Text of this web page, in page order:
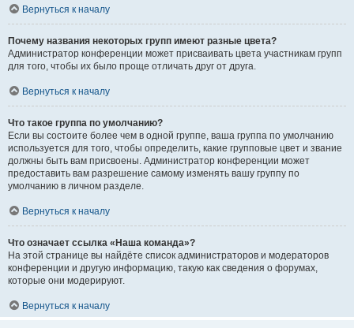
Вернуться к началу
Почему названия некоторых групп имеют разные цвета?
Администратор конференции может присваивать цвета участникам групп
для того, чтобы их было проще отличать друг от друга.
Вернуться к началу
Что такое группа по умолчанию?
Если вы состоите более чем в одной группе, ваша группа по умолчанию
используется для того, чтобы определить, какие групповые цвет и звание
должны быть вам присвоены. Администратор конференции может
предоставить вам разрешение самому изменять вашу группу по
умолчанию в личном разделе.
Вернуться к началу
Что означает ссылка «Наша команда»?
На этой странице вы найдёте список администраторов и модераторов
конференции и другую информацию, такую как сведения о форумах,
которые они модерируют.
Вернуться к началу